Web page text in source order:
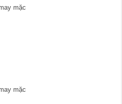
mặc
mặc